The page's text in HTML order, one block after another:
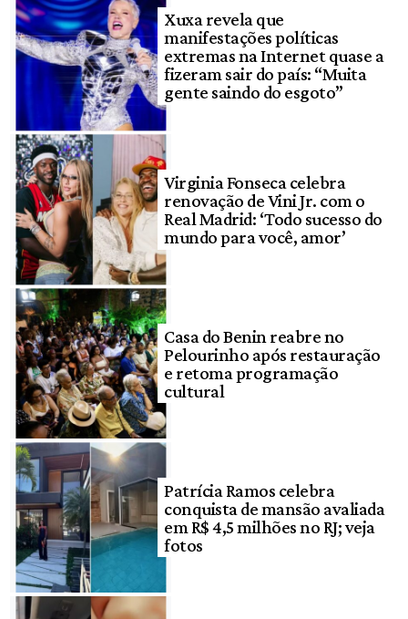
Xuxa revela que
manifestações políticas
extremas na Internet quase a
fizeram sair do país: “Muita
gente saindo do esgoto”
Virginia Fonseca celebra
renovação de Vini Jr. com o
Real Madrid: ‘Todo sucesso do
mundo para você, amor’
Casa do Benin reabre no
Pelourinho após restauração
e retoma programação
cultural
Patrícia Ramos celebra
conquista de mansão avaliada
em R$ 4,5 milhões no RJ; veja
fotos